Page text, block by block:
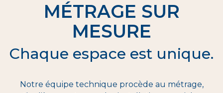
MÉTRAGE SUR
MESURE
Chaque espace est unique.
Notre équipe technique procède au métrage,